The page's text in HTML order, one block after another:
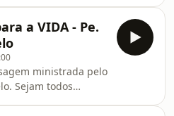
coração e em todas
vidas.A firmeza e a
ao declarar que
falido. Se
por palestra
Josué Gonçalves vai
especial ao seu
pregação para
vida hoje mesmo.
a VIDA - Pe.
ministrada pelo
Sejam todos